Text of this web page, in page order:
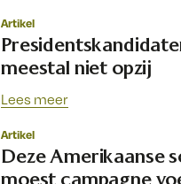
Artikel
meestal niet opzij
Lees meer
Artikel
Deze Amerikaanse
moest campagne